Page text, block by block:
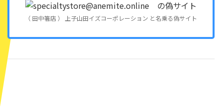
（ 田中箸店 ） 上子山田イズコーポレーション と名乗る偽サイト